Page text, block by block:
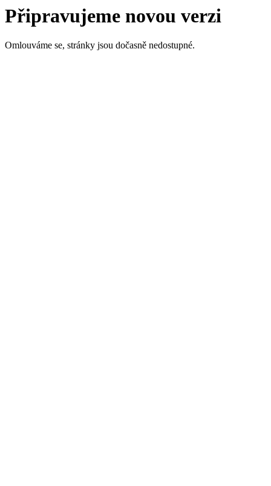
Připravujeme novou verzi
Omlouváme se, stránky jsou dočasně nedostupné.